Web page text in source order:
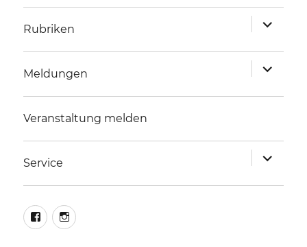
Rubriken
anzeigen
Meldungen
anzeigen
Veranstaltung melden
Service
anzeigen
facebookinstagram